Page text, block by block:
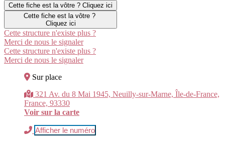
Cette fiche est la vôtre ? Cliquez ici
Cette fiche est la vôtre ?
Cliquez ici
Cette structure n'existe plus ?
Merci de nous le signaler
Cette structure n'existe plus ?
Merci de nous le signaler
Sur place
321 Av. du 8 Mai 1945, Neuilly-sur-Marne, Île-de-France,
France, 93330
Voir sur la carte
Afficher le numéro